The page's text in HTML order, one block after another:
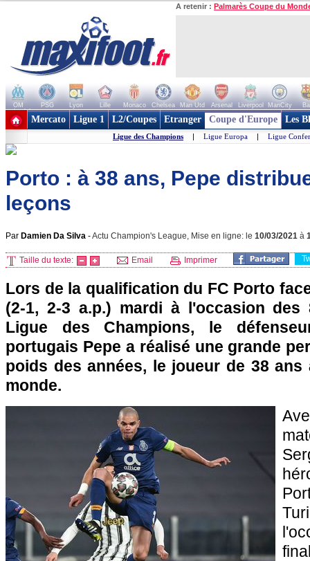
A retenir : Palmarès Coupe du
OM PSG Lyon Lille Monaco Chelsea Man Utd Arsenal Liverpool ManCity
+ de clubs
Mercato Ligue 1 L2/Coupes Etranger Coupe d'Europe Les
Ligue des Champions | Ligue Europa | Ligue
Porto : à 38 ans, Pepe
leçons
Par Damien Da Silva -Actu Champion's League, Mise en ligne: le 10/03/2021 à
Taille du texte: Email Imprimer
Lors de la qualification du FC Porto
(2-1, 2-3 a.p.) mardi à l'occasion
Ligue des Champions, le
portugais Pepe a réalisé une grande
poids des années, le joueur de 38
monde.